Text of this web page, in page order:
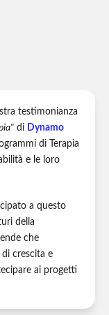
testimonianza
di Dynamo
di Terapia
e le loro
a questo
della
che
crescita e
ai progetti